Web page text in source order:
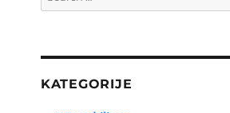
for:
KATEGORIJE